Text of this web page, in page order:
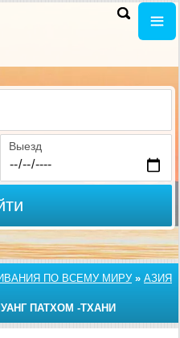
Выезд
ПО ВСЕМУ МИРУ» АЗИЯ
ПАТХОМ -ТХАНИ